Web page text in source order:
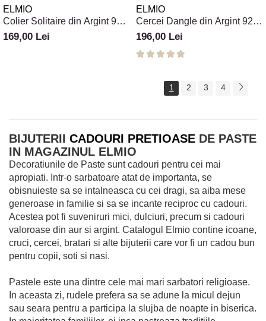
ELMIO
Colier Solitaire din Argint 925
Supreme
169,00 Lei
ELMIO
Cercei Dangle din Argint 925
cu Frunze Ginkgo
196,00 Lei
1 2 3 4
BIJUTERII CADOURI PRETIOASE DE PASTE
IN MAGAZINUL ELMIO
Decoratiunile de Paste sunt cadouri pentru cei mai
apropiati. Intr-o sarbatoare atat de importanta, se
obisnuieste sa se intalneasca cu cei dragi, sa aiba mese
generoase in familie si sa se incante reciproc cu cadouri.
Acestea pot fi suveniruri mici, dulciuri, precum si cadouri
valoroase din aur si argint. Catalogul Elmio contine icoane,
cruci, cercei, bratari si alte bijuterii care vor fi un cadou bun
pentru copii, soti si nasi.
Pastele este una dintre cele mai mari sarbatori religioase.
In aceasta zi, rudele prefera sa se adune la micul dejun
sau seara pentru a participa la slujba de noapte in biserica.